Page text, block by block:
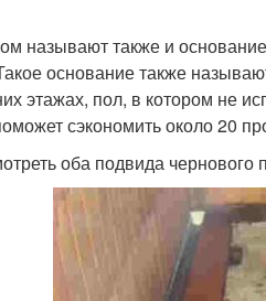
называют также и
основание также
этажах, пол, в котором не
сэкономить около 20
оба подвида чернового